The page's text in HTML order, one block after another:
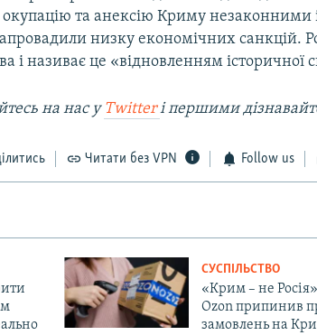
та анексію Криму незаконними і
низку економічних санкцій.
і називає це «відновленням історичної
на наc у Twitterі першими
Читати без VPN Follow us
СУСПІЛЬСТВО
«Крим – не
Ozon припинив
замовлень на